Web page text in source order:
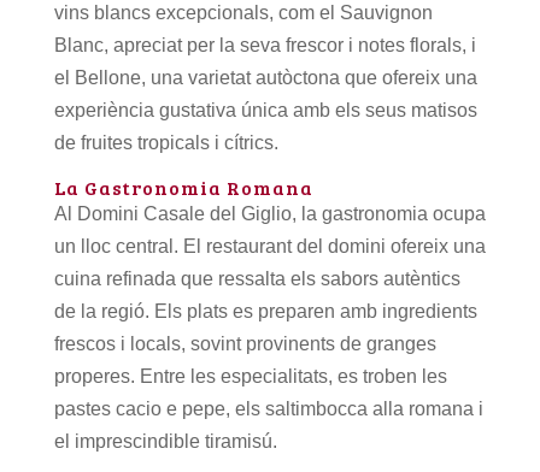
vins blancs excepcionals, com el Sauvignon
Blanc, apreciat per la seva frescor i notes florals, i
el Bellone, una varietat autòctona que ofereix una
experiència gustativa única amb els seus matisos
de fruites tropicals i cítrics.
La Gastronomia Romana
Al Domini Casale del Giglio, la gastronomia ocupa
un lloc central. El restaurant del domini ofereix una
cuina refinada que ressalta els sabors autèntics
de la regió. Els plats es preparen amb ingredients
frescos i locals, sovint provinents de granges
properes. Entre les especialitats, es troben les
pastes cacio e pepe, els saltimbocca alla romana i
el imprescindible tiramisú.